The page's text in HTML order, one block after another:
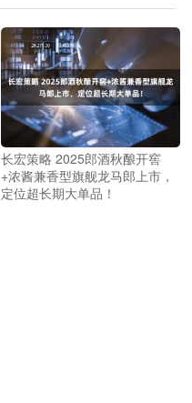
长宏策略 2025郎酒秋酿开窖
+浓酱兼香型旗舰龙马郎上市，
定位超长期大单品！